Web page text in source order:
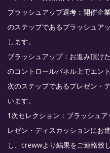
ブラッシュアップ選考：開催企
のステップであるブラッシュア
します。
ブラッシュアップ：お進み頂け
のコントロールパネル上でエン
次のステップであるプレゼン・
います。
1次セレクション：ブラッシュ
レゼン・ディスカッションにお
し、crewwより結果をご連絡致し